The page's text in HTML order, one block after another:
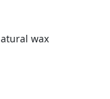
wax